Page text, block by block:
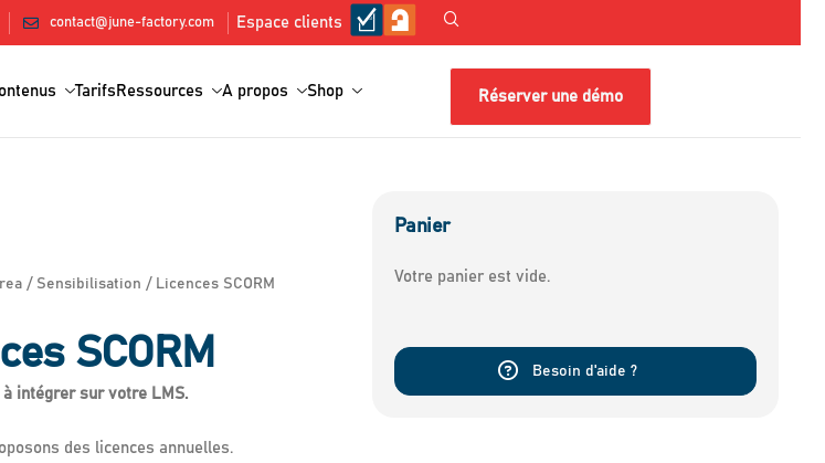
contact@june-factory.com Espace clients
Tarifs Ressources A propos Shop Réserver une démo
/ Sensibilisation / Licences SCORM
SCORM
à intégrer sur votre LMS.
des licences annuelles.
Panier
Votre panier est vide.
Besoin d'aide ?